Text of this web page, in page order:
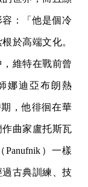
：「他是個冷
於高端文化。
維特在戰前曾
娜迪亞布朗熱
期，他徘徊在華
曲家盧托斯瓦
Panufnik）一樣
古典訓練、技